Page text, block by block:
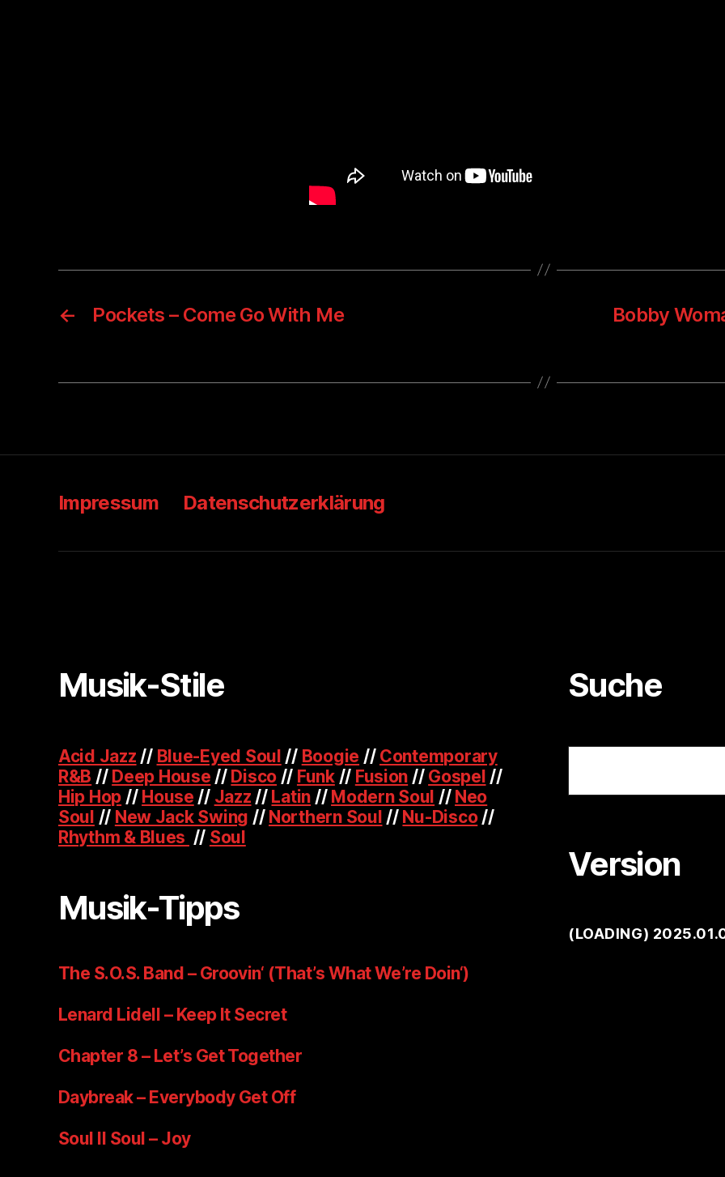
← Pockets – Come Go With Me Bobby
Impressum Datenschutzerklärung
Musik-Stile
Acid Jazz // Blue-Eyed Soul // Boogie // Contemporary
R&B // Deep House // Disco // Funk// Fusion // Gospel //
Hip Hop // House // Jazz // Latin // Modern Soul // Neo
Soul // New Jack Swing // Northern Soul // Nu-Disco//
Rhythm & Blues // Soul
Musik-Tipps
The S.O.S. Band – Groovin‘ (That’s What We’re Doin‘)
Lenard Lidell – Keep It Secret
Chapter 8 – Let’s Get Together
Daybreak – Everybody Get Off
Soul II Soul – Joy
Suche
Version
(LOADING)